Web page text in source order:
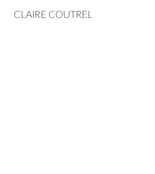
CLAIRE COUTREL